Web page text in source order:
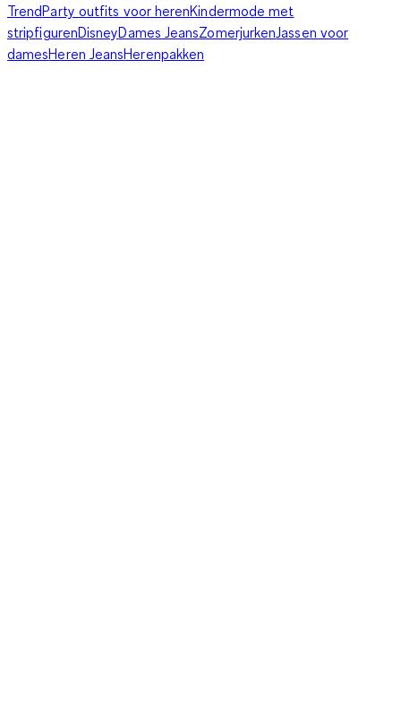
TrendParty outfits voor herenKindermode met
stripfigurenDisneyDames JeansZomerjurkenJassen voor
damesHeren JeansHerenpakken